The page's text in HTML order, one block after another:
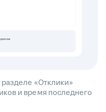
«Отклики»
и время последнего